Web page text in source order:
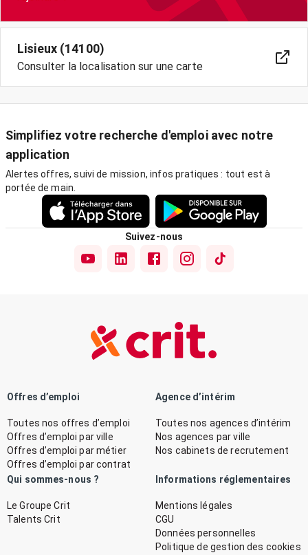
Lisieux (14100)
Consulter la localisation sur une carte
Simplifiez votre recherche d'emploi avec notre
application
Alertes offres, suivi de mission, infos pratiques : tout est à
portée de main.
Suivez-nous
Offres d’emploi
Toutes nos offres d’emploi
Offres d’emploi par ville
Offres d’emploi par métier
Offres d’emploi par contrat
Agence d’intérim
Toutes nos agences d’intérim
Nos agences par ville
Nos cabinets de recrutement
Qui sommes-nous ?
Le Groupe Crit
Talents Crit
Informations réglementaires
Mentions légales
CGU
Données personnelles
Politique de gestion des cookies